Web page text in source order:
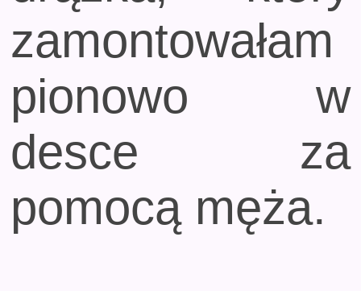
zamontowałam
pionowo w
desce za
pomocą męża.